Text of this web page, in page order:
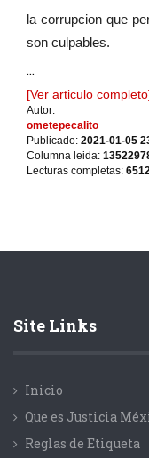
la corrupcion que
son culpables.
...
[Ver articulo
Autor:
ometepecalito
Publicado: 2021-01-05
Columna leida:
Lecturas completas:
Site Links
Inicio
Que es Justicia
Reglas de Etiqueta